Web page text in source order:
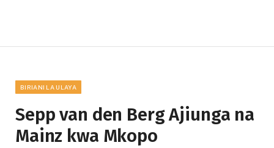
BIRIANI LA ULAYA
Sepp van den Berg Ajiunga na
Mainz kwa Mkopo